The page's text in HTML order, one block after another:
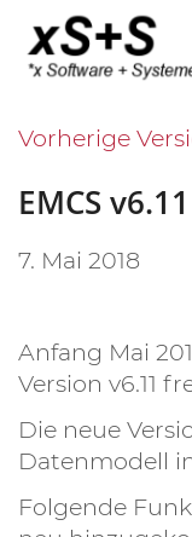
Vorherige
EMCS v6.11
7. Mai 2018
Anfang Mai
Version v6.11
Die neue
Datenmodell
Folgende